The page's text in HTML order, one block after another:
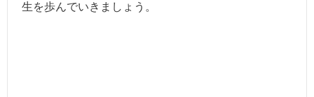
生を歩んでいきましょう。